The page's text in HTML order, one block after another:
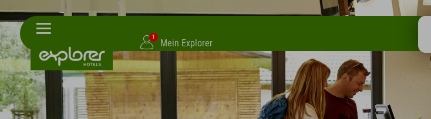
1
Mein Explorer